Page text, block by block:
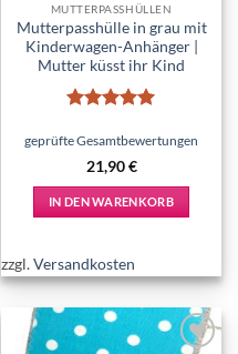
MUTTERPASSHÜLLEN
Mutterpasshülle in grau mit
Kinderwagen-Anhänger |
Mutter küsst ihr Kind
mit5von
geprüfte Gesamtbewertungen
21,90€
IN DEN WARENKORB
zzgl.Versandkosten